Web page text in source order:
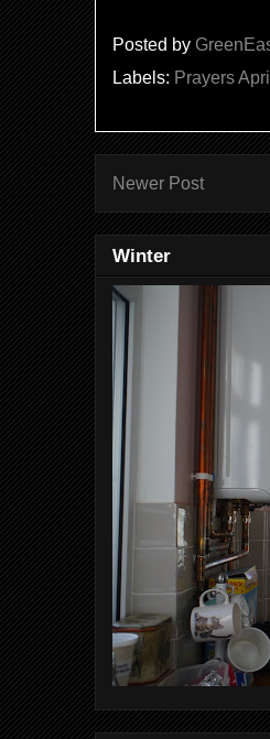
Posted by
Labels: Prayers
Newer Post
Winter